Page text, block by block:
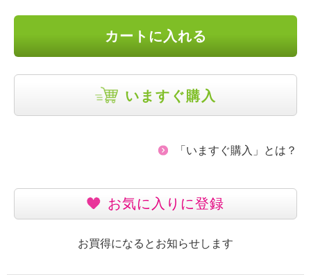
カートに入れる
いますぐ購入
「いますぐ購入」とは？
お気に入りに登録
お買得になるとお知らせします